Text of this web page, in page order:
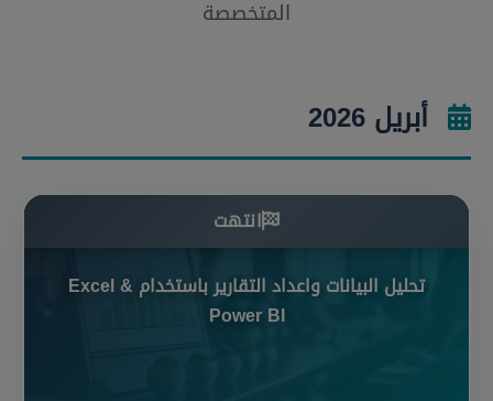
المتخصصة
أبريل 2026
انتهت
تحليل البيانات واعداد التقارير باستخدام Excel &
Power BI